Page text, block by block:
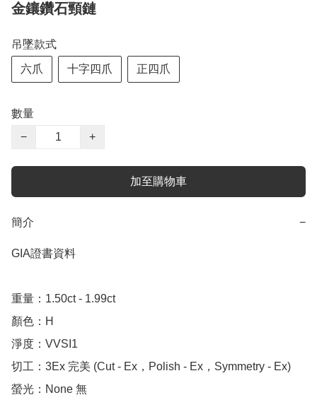
金鑲鑽石頸鏈
吊墜款式
六爪 十字四爪 正四爪
數量
−
+
加至購物車
簡介 −
GIA證書資料
重量：1.50ct - 1.99ct
顏色：H
淨度：VVSI1
切工：3Ex 完美 (Cut - Ex，Polish - Ex，Symmetry - Ex)
螢光：None 無